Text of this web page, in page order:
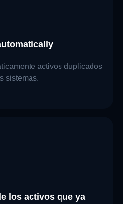
activos duplicados
sistemas.
los activos que ya